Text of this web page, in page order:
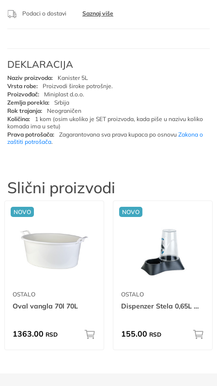
Podaci o dostavi Saznaj više
DEKLARACIJA
Naziv proizvoda:
Kanister 5L
Vrsta robe:
Proizvodi široke potrošnje.
Proizvođač:
Miniplast d.o.o.
Zemlja porekla:
Srbija
Rok trajanja:
Neograničen
Količina:
1 kom (osim ukoliko je SET proizvoda, kada piše u nazivu koliko
komada ima u setu)
Prava potrošača:
Zagarantovana sva prava kupaca po osnovu Zakona o
zaštiti potrošača.
Slični proizvodi
NOVO
OSTALO
Oval vangla 70l 70L
1363.00 RSD
NOVO
OSTALO
Dispenzer Stela 0,65L W
155.00 RSD